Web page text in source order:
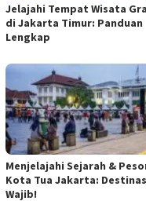
Jelajahi Tempat Wisata
di Jakarta Timur: Panduan
Lengkap
Menjelajahi Sejarah &
Kota Tua Jakarta:
Wajib!